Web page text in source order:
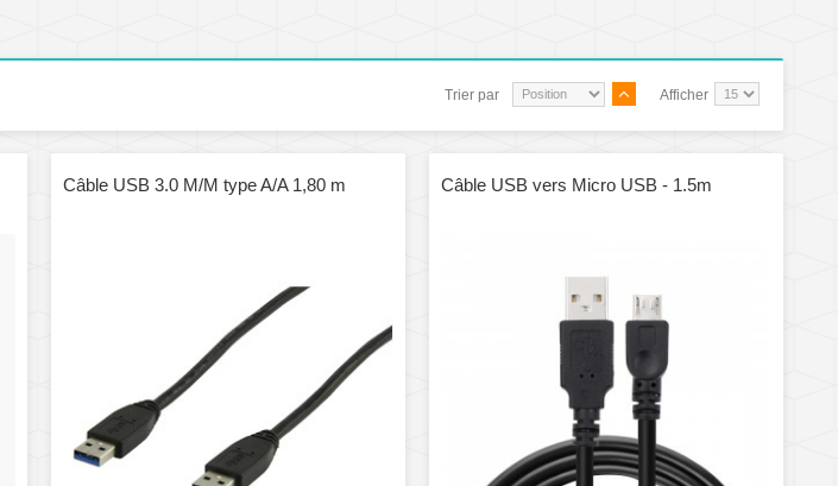
Afficher
Trier par
Câble USB 3.0 M/M type A/A 1,80 m Câble USB vers Micro USB - 1.5m